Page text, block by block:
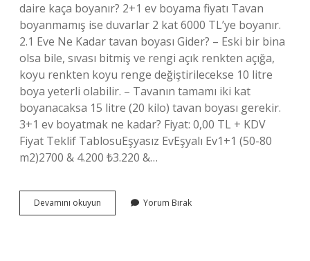
daire kaça boyanır? 2+1 ev boyama fiyatı Tavan
boyanmamış ise duvarlar 2 kat 6000 TL’ye boyanır.
2.1 Eve Ne Kadar tavan boyası Gider? – Eski bir bina
olsa bile, sıvası bitmiş ve rengi açık renkten açığa,
koyu renkten koyu renge değiştirilecekse 10 litre
boya yeterli olabilir. – Tavanın tamamı iki kat
boyanacaksa 15 litre (20 kilo) tavan boyası gerekir.
3+1 ev boyatmak ne kadar? Fiyat: 0,00 TL + KDV
Fiyat Teklif TablosuEşyasız EvEşyalı Ev1+1 (50-80
m2)2700 & 4.200 ₺3.220 &…
Devamını okuyun
1
Yorum Bırak